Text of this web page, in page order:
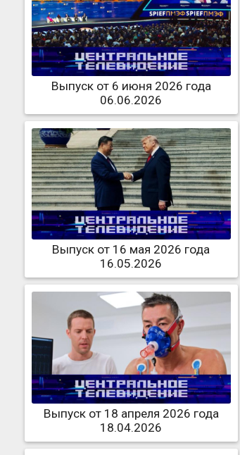
Выпуск от 6 июня 2026 года
06.06.2026
Выпуск от 16 мая 2026 года
16.05.2026
Выпуск от 18 апреля 2026 года
18.04.2026